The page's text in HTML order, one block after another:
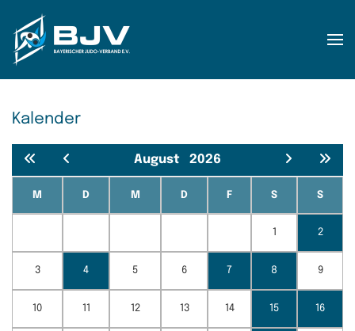
Zum Hauptinhalt springen
Kalender
August 2026
M D M D F S S
1 2
3 4 5 6 7 8 9
10 11 12 13 14 15 16